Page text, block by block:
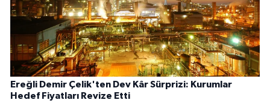
Ereğli Demir Çelik'ten Dev Kâr Sürprizi: Kurumlar
Hedef Fiyatları Revize Etti